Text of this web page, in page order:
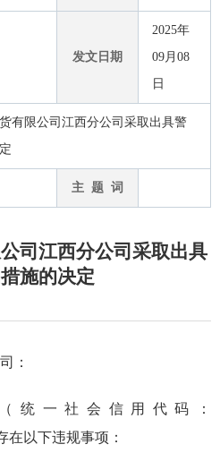
发文日期
2025年
09月08
日
有限公司江西分公司采取出具警
主 题 词
司江西分公司采取出具
施的决定
：
（统一社会信用代码：
在以下违规事项 ：